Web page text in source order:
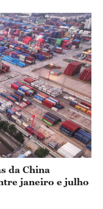
da China
janeiro e julho